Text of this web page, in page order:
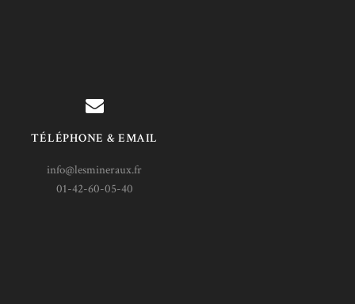
TÉLÉPHONE & EMAIL
info@lesmineraux.fr
01-42-60-05-40